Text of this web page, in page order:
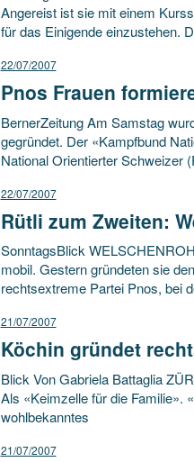
Angereist ist sie mit einem
für das Einigende einzustehen.
22/07/2007
Pnos Frauen
BernerZeitung Am Samstag
gegründet. Der «Kampfbund
National Orientierter Schweizer
22/07/2007
Rütli zum Zweiten:
SonntagsBlick
mobil. Gestern gründeten sie
rechtsextreme Partei Pnos, bei
21/07/2007
Köchin gründet
Blick Von Gabriela Battaglia
Als «Keimzelle für die Familie».
wohlbekanntes
21/07/2007